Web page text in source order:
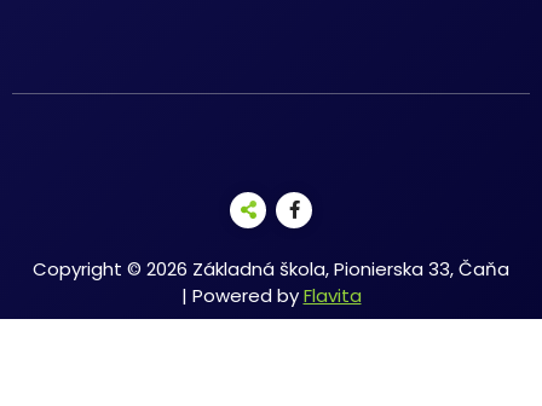
Copyright © 2026 Základná škola, Pionierska 33, Čaňa
| Powered byFlavita